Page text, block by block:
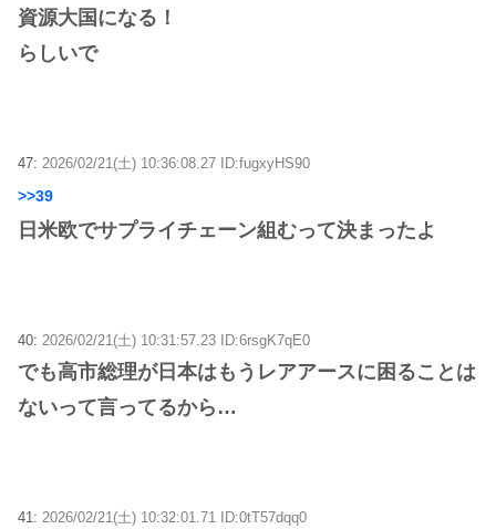
資源大国になる！
らしいで
47: 2026/02/21(土) 10:36:08.27 ID:fugxyHS90
>>39
日米欧でサプライチェーン組むって決まったよ
40: 2026/02/21(土) 10:31:57.23 ID:6rsgK7qE0
でも高市総理が日本はもうレアアースに困ることは
ないって言ってるから…
41: 2026/02/21(土) 10:32:01.71 ID:0tT57dqq0